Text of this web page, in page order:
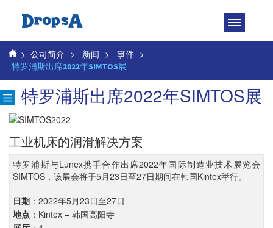
Toggle
> 公司简介 > 新闻 > 事件 >
特罗浦斯出席2022年SIMTOS展
特罗浦斯出席2022年SIMTOS展
工业机床的润滑解决方案
特罗浦斯与Lunex携手合作出席2022年国际制造业技术展览会
SIMTOS，该展会将于5月23日至27日期间在韩国Kintex举行。
日期 ：2022年5月23日至27日
地点 ：Kintex – 韩国高阳寺